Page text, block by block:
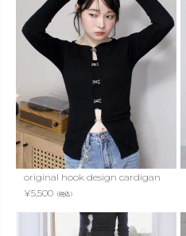
original hook design cardigan
¥5,500 （税込）